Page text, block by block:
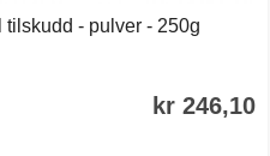
tilskudd - pulver - 250g
kr 246,10